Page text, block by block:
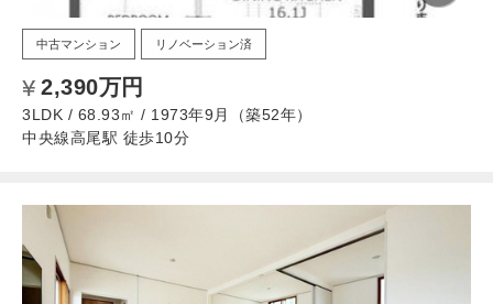
中古マンション リノベーション済
2,390万円
3LDK / 68.93㎡ / 1973年9月（築52年）
中央線高尾駅 徒歩10分